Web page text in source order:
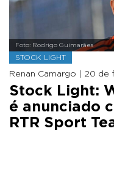
Foto: Rodrigo Guimarães
STOCK LIGHT
Renan Camargo | 20 de
Stock Light:
é anunciado
RTR Sport